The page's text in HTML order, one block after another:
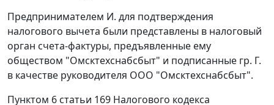
Предпринимателем И. для подтверждения
налогового вычета были представлены в налоговый
орган счета-фактуры, предъявленные ему
обществом "Омсктехснабсбыт" и подписанные гр. Г.
в качестве руководителя ООО "Омсктехснабсбыт".
Пунктом 6 статьи 169 Налогового кодекса